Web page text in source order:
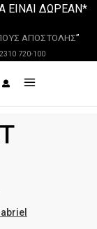
ΕΙΝΑΙ ΔΩΡΕΑΝ*
ΑΠΟΣΤΟΛΗΣ”
2310 720-100